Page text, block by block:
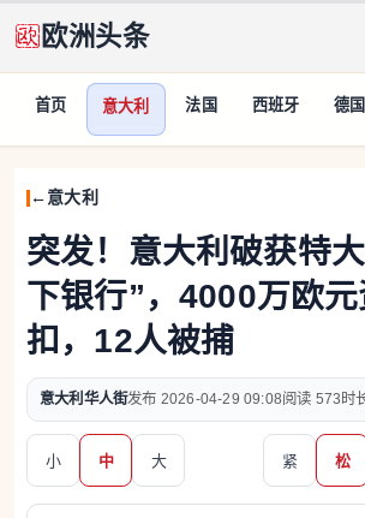
欧洲头条
首页 意大利 法国 西班牙 德国
意大利
突发！意大利破获特
下银行”，4000万欧
扣，12人被捕
意大利华人街 2026-04-29 09:08 573
小 中 大 紧 松